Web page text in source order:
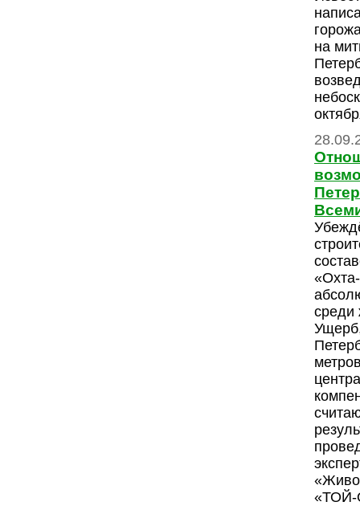
на
среди